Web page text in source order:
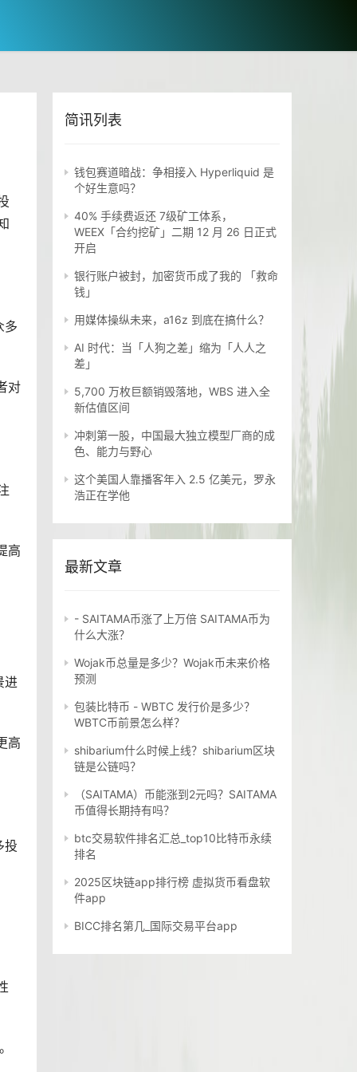
多
对
高
进
高
投
简讯列表
钱包赛道暗战：争相接入 Hyperliquid 是
个好生意吗？
40% 手续费返还 7级矿工体系，
WEEX「合约挖矿」二期 12 月 26 日正式
开启
银行账户被封，加密货币成了我的 「救命
钱」
用媒体操纵未来，a16z 到底在搞什么？
AI 时代：当「人狗之差」缩为「人人之
差」
5,700 万枚巨额销毁落地，WBS 进入全
新估值区间
冲刺第一股，中国最大独立模型厂商的成
色、能力与野心
这个美国人靠播客年入 2.5 亿美元，罗永
浩正在学他
最新文章
- SAITAMA币涨了上万倍 SAITAMA币为
什么大涨？
Wojak币总量是多少？Wojak币未来价格
预测
包装比特币 - WBTC 发行价是多少？
WBTC币前景怎么样？
shibarium什么时候上线？shibarium区块
链是公链吗？
（SAITAMA）币能涨到2元吗？SAITAMA
币值得长期持有吗？
btc交易软件排名汇总_top10比特币永续
排名
2025区块链app排行榜 虚拟货币看盘软
件app
BICC排名第几_国际交易平台app